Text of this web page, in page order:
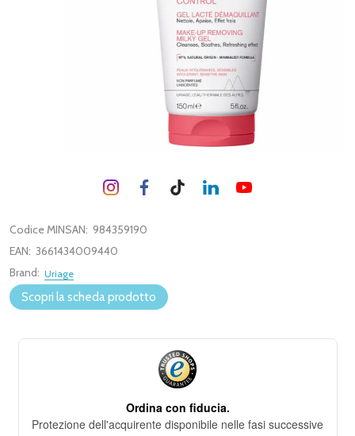
Codice MINSAN: 984359190
EAN: 3661434009440
Brand: Uriage
Scopri la scheda prodotto